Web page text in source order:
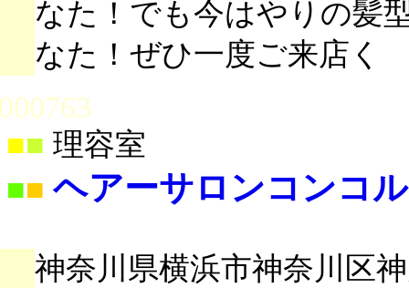
なた！でも今はやりの髪
なた！ぜひ一度ご来店く
■ 理容室
■■ ヘアーサロンコンコ
神奈川県横浜市神奈川区